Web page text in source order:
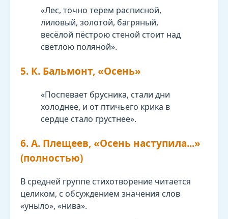
«Лес, точно терем расписной,
лиловый, золотой, багряный,
весёлой пёстрою стеной стоит над
светлою поляной».
5. К. Бальмонт, «Осень»
«Поспевает брусника, стали дни
холоднее, и от птичьего крика в
сердце стало грустнее».
6. А. Плещеев, «Осень наступила...»
(полностью)
В средней группе стихотворение читается
целиком, с обсуждением значения слов
«уныло», «нива».